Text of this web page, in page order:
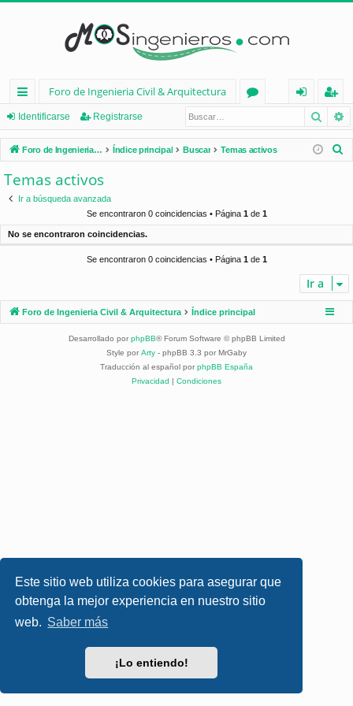
Este sitio web utiliza cookies para asegurar que
obtenga la mejor experiencia en nuestro sitio
web. Saber más
¡Lo entiendo!
nl
ac
es
rá
d
Foro de Ingenieria Civil & Arquitectura
os
nt
ifi
eg
ist
ra
Identificarse Registrarse
Foro de Ingenieria Civil & Arquitectura Índice principal Buscar Temas activos
Temas activos
Ir a búsqueda avanzada
Se encontraron 0 coincidencias • Página 1de 1
No se encontraron coincidencias.
Se encontraron 0 coincidencias • Página 1de 1
Ir a
Foro de Ingenieria Civil & Arquitectura Índice principal
Desarrollado por phpBB® Forum Software © phpBB Limited
Style por Arty - phpBB 3.3 por MrGaby
Traducción al español por phpBB España
Privacidad | Condiciones